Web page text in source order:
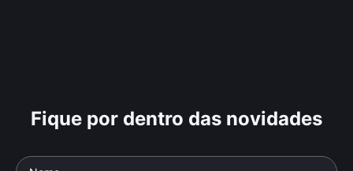
Fique por dentro das novidades